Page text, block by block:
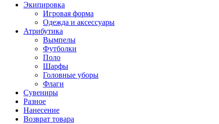
Экипировка
Игровая форма
Одежда и аксессуары
Атрибутика
Вымпелы
Футболки
Поло
Шарфы
Головные уборы
Флаги
Сувениры
Разное
Нанесение
Возврат товара